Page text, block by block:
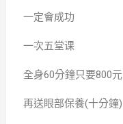
一定會成功
一次五堂课
全身60分鐘只要800元
再送眼部保養(十分鐘)